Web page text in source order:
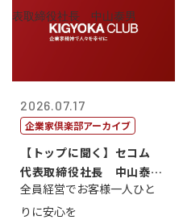
2026.07.17
企業家倶楽部アーカイブ
【トップに聞く】セコム
代表取締役社長 中山泰
男
全員経営でお客様一人ひと
りに安心を